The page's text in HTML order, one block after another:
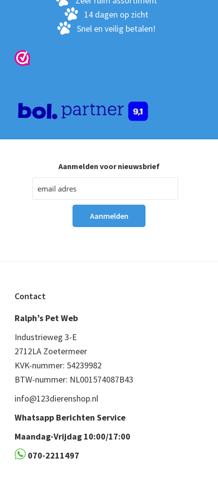
14 dagen op zicht
Snel en veilig betalen!
Aanmelden voor nieuwsbrief
Footer
Contact
Ralph’s Pet Web
Industrieweg 3-E
2712LA Zoetermeer
KVK-nummer: 54239982
BTW-nummer: NL001574087B43
info@123dierenshop.nl
Whatsapp Berichten Service
Maandag-Vrijdag 10:00/17:00
070-2211497